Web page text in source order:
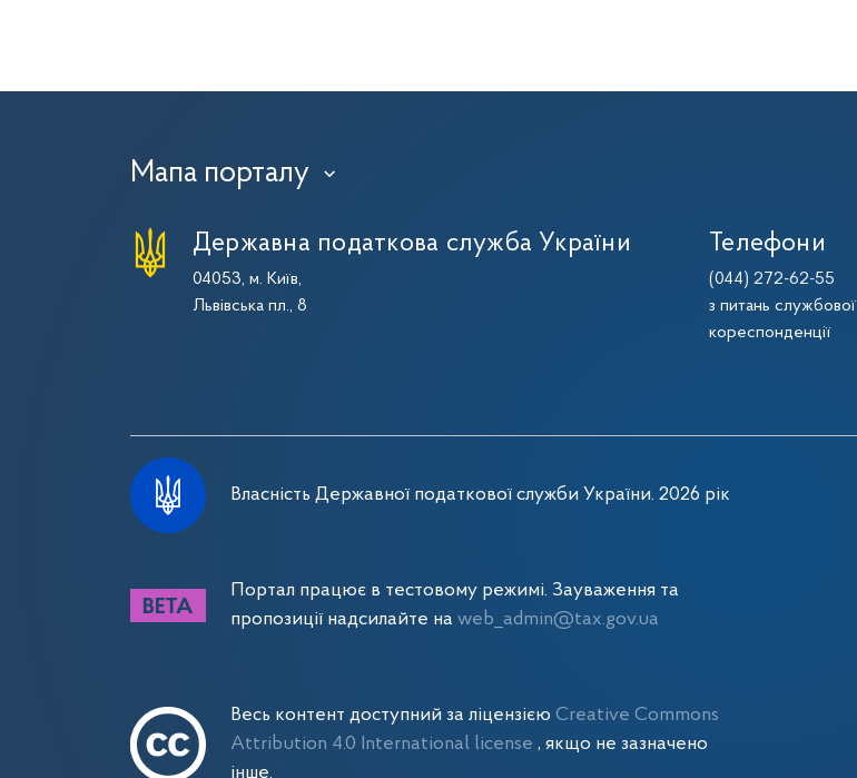
Мапа порталу ›
Державна податкова служба України
04053, м. Київ,
Львівська пл., 8
Телефони
(044) 272-62-55
з питань службової
кореспонденції
Власність Державної податкової служби України. 2026 рік
Портал працює в тестовому режимі. Зауваження та
пропозиції надсилайте на web_admin@tax.gov.ua
Весь контент доступний за ліцензією Creative Commons
Attribution 4.0 International license , якщо не зазначено
інше.